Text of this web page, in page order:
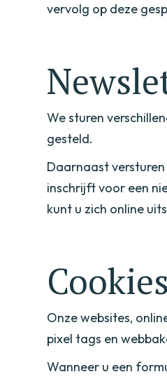
vervolg op deze
We sturen
gesteld.
Daarnaast
inschrijft voor een
kunt u zich online
Onze websites,
pixel tags en
Wanneer u een